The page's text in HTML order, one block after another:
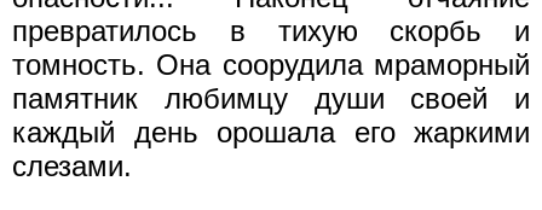
превратилось в тихую скорбь и
томность. Она соорудила мраморный
памятник любимцу души своей и
каждый день орошала его жаркими
слезами.